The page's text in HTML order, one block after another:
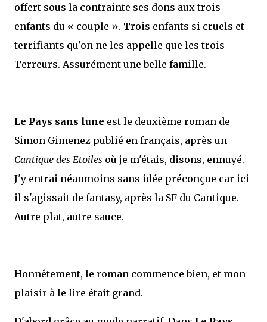
offert sous la contrainte ses dons aux trois
enfants du « couple ». Trois enfants si cruels et
terrifiants qu'on ne les appelle que les trois
Terreurs. Assurément une belle famille.
Le Pays sans lune est le deuxième roman de
Simon Gimenez publié en français, après un
Cantique des Etoiles où je m'étais, disons, ennuyé.
J'y entrai néanmoins sans idée préconçue car ici
il s'agissait de fantasy, après la SF du Cantique.
Autre plat, autre sauce.
Honnêtement, le roman commence bien, et mon
plaisir à le lire était grand.